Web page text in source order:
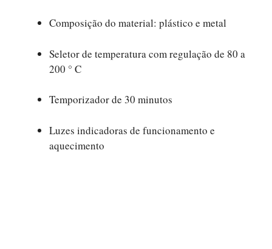
Composição do material: plástico e metal
Seletor de temperatura com regulação de 80 a
200 ° C
Temporizador de 30 minutos
Luzes indicadoras de funcionamento e
aquecimento